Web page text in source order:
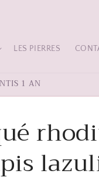
LES PIERRES
1 AN